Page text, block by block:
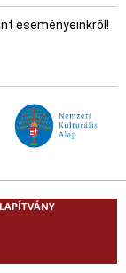
eseményeinkről!